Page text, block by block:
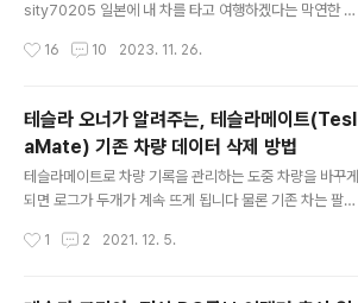
객터미널이 반겨줍니다. 도착 자체는 더 일찍 한 것 같은데,
이..
sity70205 일본에 내 차를 타고 여행하겠다는 막연한 목
NACS(North American Charging Standard) 충전
수퍼차저에서 충전하면서 돌아다니고 싶다는 생각을 하게
되었죠. 문제는 그 당시에는 수퍼차저가 지금만큼 많지 않
아서 후쿠오카부터 그 다음 오카야마 수퍼차저까지 400k
m를 충전 없이 가야 했습니다. 못할 건 없지만, 약간 빠듯
할 수도 있었죠. 그리고 이 당시 제 차량이 리스로 출고된
를 이용하여 내차로 일본을 가려면 자기..
16 10 2023. 11. 26.
테슬라 오너가 알려주는, 테슬라메이트(Tesl
aMate) 기존 차량 데이터 삭제 방법
테슬라메이트로 차량 기록을 관리하는 도중 차량을 바꾸게
되면 로그가 두개가 계속 뜨게 됩니다 물론 기존 차는 팔고
로 이어지는 것이죠. 그러면 위에 사진 처럼 계~속 창 두개
법입니다. 시놀로지 설치 기준으로 이야기합니다. 우선 da
1 2 2021. 12. 5.